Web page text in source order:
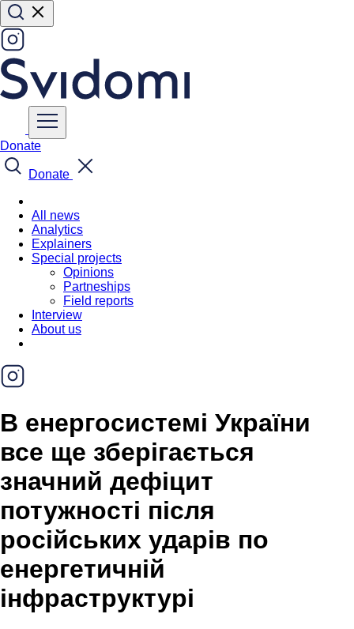
Donate
Donate
All news
Analytics
Explainers
Special projects
Opinions
Partneships
Field reports
Interview
About us
В енергосистемі України
все ще зберігається
значний дефіцит
потужності після
російських ударів по
енергетичній
інфраструктурі